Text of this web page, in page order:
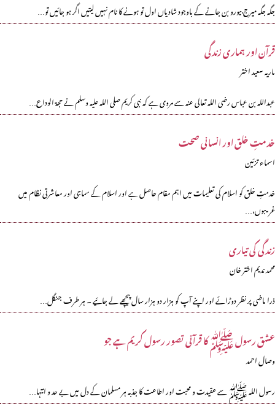
جگہ جگہ میرج بیورو بن جانے کے باوجود شادیاں اول تو ہونے کا نام نہیں لیتیں اگر ہو جائیں تو…
قرآن اور ہماری زندگی
ماریہ سعید اختر
عبداللہ بن عباس رضی اللہ تعالی عنہ سے مروی ہے کہ نبی کریم صلی اللہ علیہ وسلم نے حجۃ الوداع…
خدمتِ خلق اور انسانی صحت
اسماء تزئین
خدمتِ خلق کو اسلام کی تعلیمات میں اہم مقام حاصل ہے اور اسلام کے سماجی اور معاشرتی نظام میں
غریبوں،…
زندگی کی تیاری
محمد ندیم اختر خان
ذرا ماضی پر نظر دوڑائے اور اپنے آپ کو ہزار دو ہزار سال پیچھے لے جائیے ۔ ہر طرف جنگل…
عشق رسول ﷺ کا قرآنی تصور رسول کریم ہے جو
وصال احمد
رسول اللہ ﷺ سے عقیدت و محبت اور اطاعت کا جذبہ ہر مسلمان کے دل میں بے حد و انتہا…